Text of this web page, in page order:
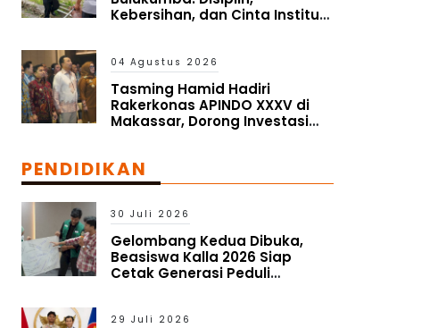
Kebersihan, dan Cinta Institusi
04 Agustus 2026
Tasming Hamid Hadiri
Rakerkonas APINDO XXXV di
Makassar, Dorong Investasi
PENDIDIKAN
30 Juli 2026
Gelombang Kedua Dibuka,
Beasiswa Kalla 2026 Siap
Cetak Generasi Peduli
29 Juli 2026